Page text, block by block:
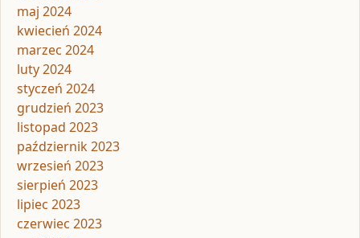
maj 2024
kwiecień 2024
marzec 2024
luty 2024
styczeń 2024
grudzień 2023
listopad 2023
październik 2023
wrzesień 2023
sierpień 2023
lipiec 2023
czerwiec 2023